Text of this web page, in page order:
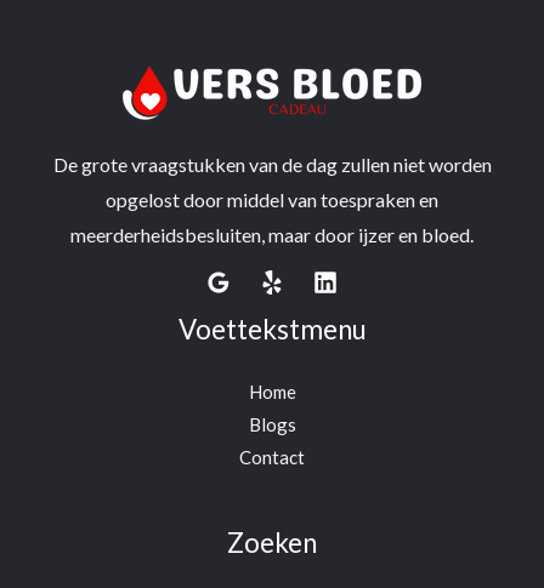
De grote vraagstukken van de dag zullen niet worden
opgelost door middel van toespraken en
meerderheidsbesluiten, maar door ijzer en bloed.
Voettekstmenu
Home
Blogs
Contact
Zoeken